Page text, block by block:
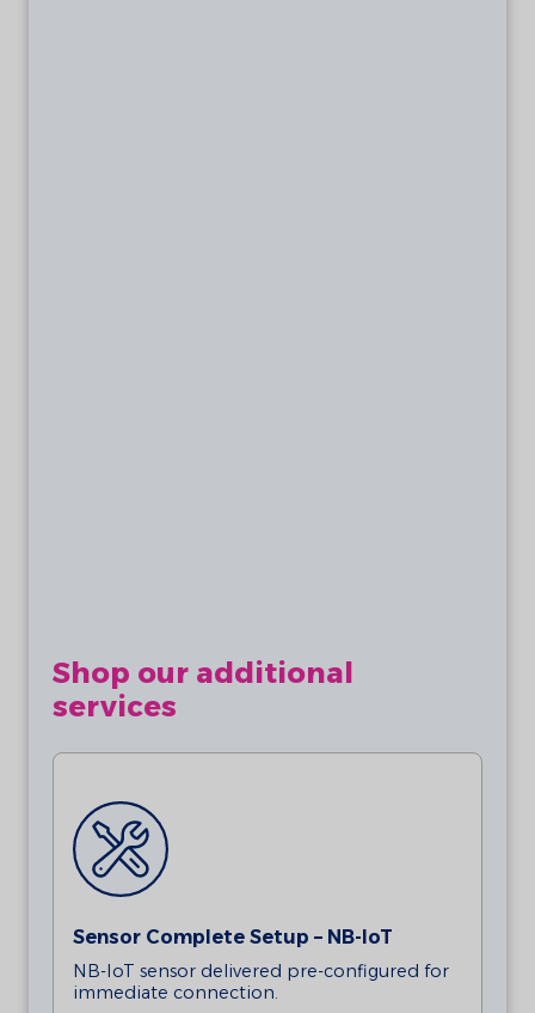
Shop our additional
services
Sensor Complete Setup – NB-IoT
NB-IoT sensor delivered pre-configured for
immediate connection.